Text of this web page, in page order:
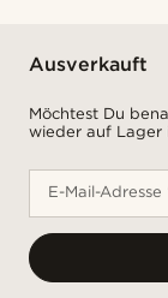
Ausverkauft
Möchtest Du
wieder auf Lager
E-Mail-Adresse